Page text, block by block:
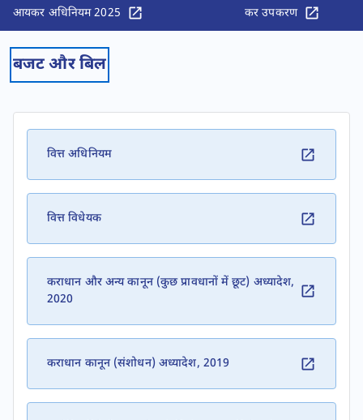
आयकर अधिनियम 2025 कर उपकरण
​​बजट और बिल​
वित्त अधिनियम
वित्त विधेयक
कराधान और अन्य कानून (कुछ प्रावधानों में छूट) अध्यादेश,
2020
कराधान कानून (संशोधन) अध्यादेश, 2019